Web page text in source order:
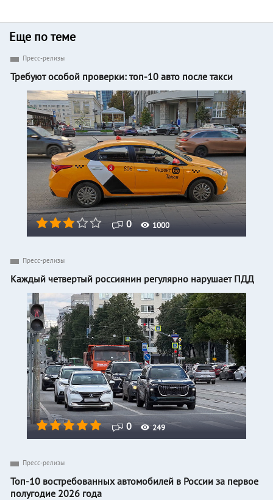
Еще по теме
0 1000
Пресс-релизы
Требуют особой проверки: топ-10 авто после такси
0 249
Пресс-релизы
Каждый четвертый россиянин регулярно нарушает ПДД
Пресс-релизы
Топ-10 востребованных автомобилей в России за первое
полугодие 2026 года